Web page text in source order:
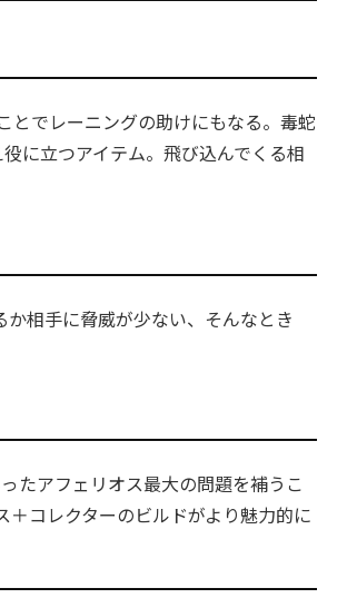
とでレーニングの助けにもなる。毒蛇
に立つアイテム。飛び込んでくる相
相手に脅威が少ない、そんなとき
たアフェリオス最大の問題を補うこ
＋コレクターのビルドがより魅力的に